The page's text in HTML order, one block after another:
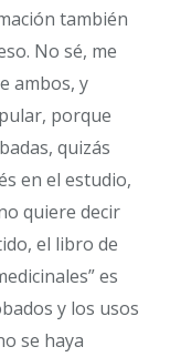
también
No sé, me
ambos, y
porque
quizás
en el estudio,
quiere decir
el libro de
es
y los usos
se haya